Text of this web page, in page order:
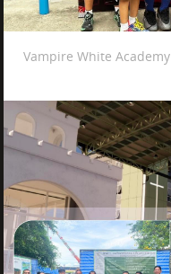
Vampire White Academy